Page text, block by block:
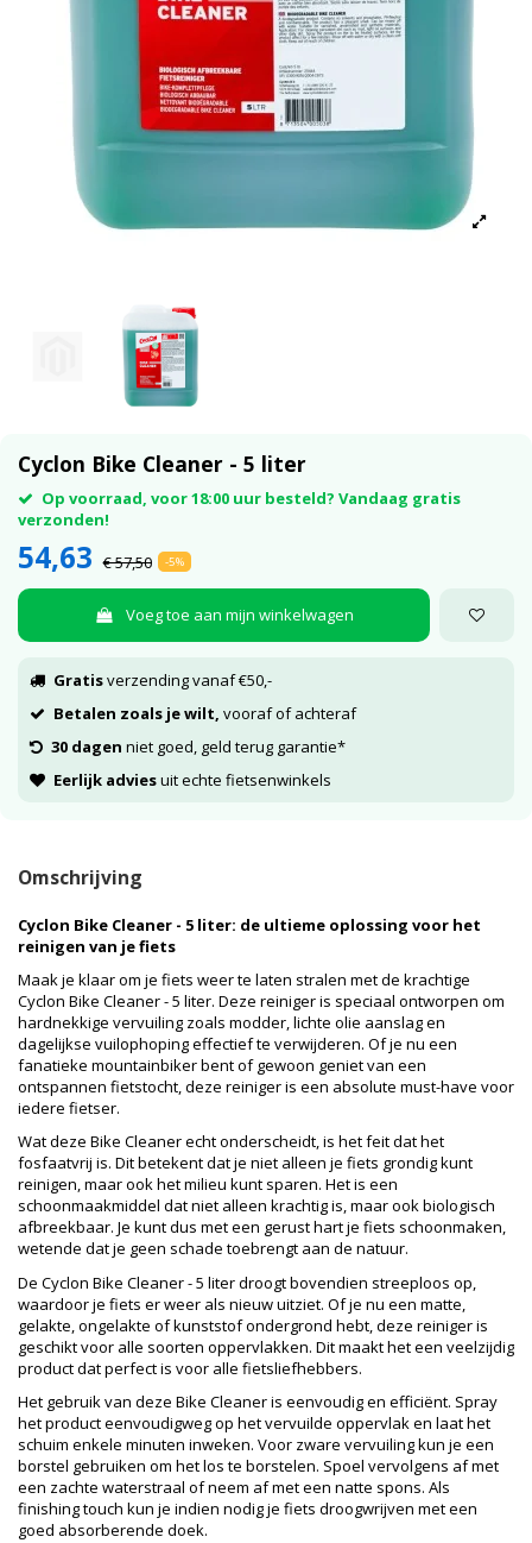
Cyclon Bike Cleaner - 5 liter
Op voorraad, voor 18:00 uur besteld? Vandaag gratis
verzonden!
54,63 € 57,50 -5%
Voeg toe aan mijn winkelwagen
Gratisverzending vanaf €50,-
Betalen zoals je wilt, vooraf of achteraf
30 dagen niet goed, geld terug garantie*
Eerlijk adviesuit echte fietsenwinkels
Omschrijving
Cyclon Bike Cleaner - 5 liter: de ultieme oplossing voor het
reinigen van je fiets
Maak je klaar om je fiets weer te laten stralen met de krachtige
Cyclon Bike Cleaner - 5 liter. Deze reiniger is speciaal ontworpen om
hardnekkige vervuiling zoals modder, lichte olie aanslag en
dagelijkse vuilophoping effectief te verwijderen. Of je nu een
fanatieke mountainbiker bent of gewoon geniet van een
ontspannen fietstocht, deze reiniger is een absolute must-have voor
iedere fietser.
Wat deze Bike Cleaner echt onderscheidt, is het feit dat het
fosfaatvrij is. Dit betekent dat je niet alleen je fiets grondig kunt
reinigen, maar ook het milieu kunt sparen. Het is een
schoonmaakmiddel dat niet alleen krachtig is, maar ook biologisch
afbreekbaar. Je kunt dus met een gerust hart je fiets schoonmaken,
wetende dat je geen schade toebrengt aan de natuur.
De Cyclon Bike Cleaner - 5 liter droogt bovendien streeploos op,
waardoor je fiets er weer als nieuw uitziet. Of je nu een matte,
gelakte, ongelakte of kunststof ondergrond hebt, deze reiniger is
geschikt voor alle soorten oppervlakken. Dit maakt het een veelzijdig
product dat perfect is voor alle fietsliefhebbers.
Het gebruik van deze Bike Cleaner is eenvoudig en efficiënt. Spray
het product eenvoudigweg op het vervuilde oppervlak en laat het
schuim enkele minuten inweken. Voor zware vervuiling kun je een
borstel gebruiken om het los te borstelen. Spoel vervolgens af met
een zachte waterstraal of neem af met een natte spons. Als
finishing touch kun je indien nodig je fiets droogwrijven met een
goed absorberende doek.